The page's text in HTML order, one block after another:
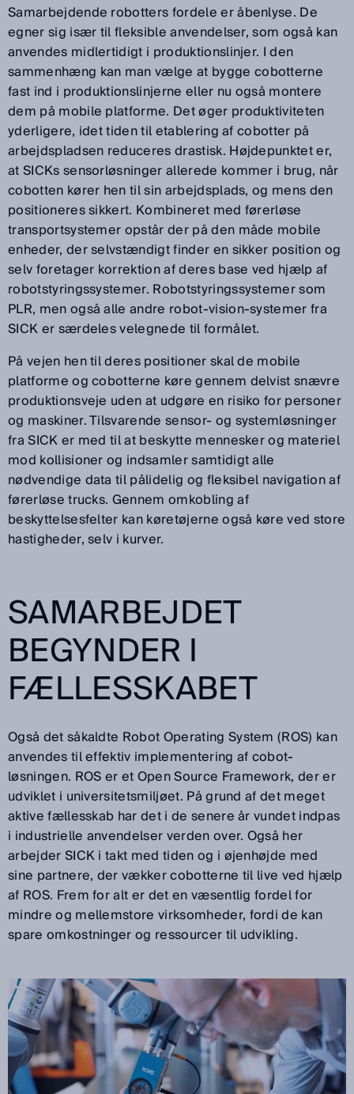
Samarbejdende robotters fordele er åbenlyse. De
egner sig især til fleksible anvendelser, som også kan
anvendes midlertidigt i produktionslinjer. I den
sammenhæng kan man vælge at bygge cobotterne
fast ind i produktionslinjerne eller nu også montere
dem på mobile platforme. Det øger produktiviteten
yderligere, idet tiden til etablering af cobotter på
arbejdspladsen reduceres drastisk. Højdepunktet er,
at SICKs sensorløsninger allerede kommer i brug, når
cobotten kører hen til sin arbejdsplads, og mens den
positioneres sikkert. Kombineret med førerløse
transportsystemer opstår der på den måde mobile
enheder, der selvstændigt finder en sikker position og
selv foretager korrektion af deres base ved hjælp af
robotstyringssystemer. Robotstyringssystemer som
PLR, men også alle andre robot-vision-systemer fra
SICK er særdeles velegnede til formålet.
På vejen hen til deres positioner skal de mobile
platforme og cobotterne køre gennem delvist snævre
produktionsveje uden at udgøre en risiko for personer
og maskiner. Tilsvarende sensor- og systemløsninger
fra SICK er med til at beskytte mennesker og materiel
mod kollisioner og indsamler samtidigt alle
nødvendige data til pålidelig og fleksibel navigation af
førerløse trucks. Gennem omkobling af
beskyttelsesfelter kan køretøjerne også køre ved store
hastigheder, selv i kurver.
SAMARBEJDET
BEGYNDER I
FÆLLESSKABET
Også det såkaldte Robot Operating System (ROS) kan
anvendes til effektiv implementering af cobot-
løsningen. ROS er et Open Source Framework, der er
udviklet i universitetsmiljøet. På grund af det meget
aktive fællesskab har det i de senere år vundet indpas
i industrielle anvendelser verden over. Også her
arbejder SICK i takt med tiden og i øjenhøjde med
sine partnere, der vækker cobotterne til live ved hjælp
af ROS. Frem for alt er det en væsentlig fordel for
mindre og mellemstore virksomheder, fordi de kan
spare omkostninger og ressourcer til udvikling.